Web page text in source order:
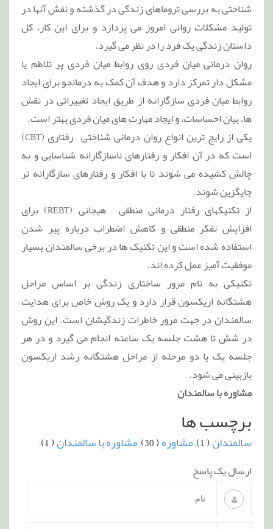
شناختی به بررسی تروماهای زندگی در گذشته و نقش آنها در
تولید مشکلات روانی امروز می پردازد و برای این کار، کل
داستان زندگی یک فرد را در نظر می گیرد.
روان درمانی میان فردی روی روابط میان فردی پر تلاطم یا
مشکل دار تمرکز دارد و هدف آن کمک به درمانجو برای ایجاد
روابط میان فردی سازگارانه از طریق ایجاد تغییراتی در نقش
ها، بیان احساسات، و ایجاد مهارت های میان فردی بهتر است.
یکی از رایج ترین انواع روان درمانی شناختی – رفتاری (CBT)
است که در آن افکار و رفتارهای ناسازگارانه شناسایی و به
چالش کشیده می شوند تا با افکار و رفتارهای سازگارانه تر
جایگزین شوند.
از تکنیکهای رفتار درمانی منطقی – هیجانی (REBT) برای
افزایش تفکر منطقی و کاهش اضطراب درباره پیر شدن
استفاده شده است و این تکنیک ها در برخی سالمندان بسیار
موفقیت آمیز عمل کرده اند.
تکنیکی به نام مرور ساختاری زندگی بر اساس مراحل
هشتگانه اریکسون قرار دارد و یک روش خاص برای هدایت
سالمندان در جهت مرور خاطرات زندگیشان است. این روش
در شش تا هشت جلسه یک ساعته انجام می گیرد و در هر
جلسه یک یا دو مرحله از مراحل هشتگانه رشد اریکسون
بازبینی می شود.
مشاوره با سالمندان
برچسب ها
سالمندان( 1), مشاوره( 30), مشاوره با سالمندان( 1),
ارسال یک پاسخ